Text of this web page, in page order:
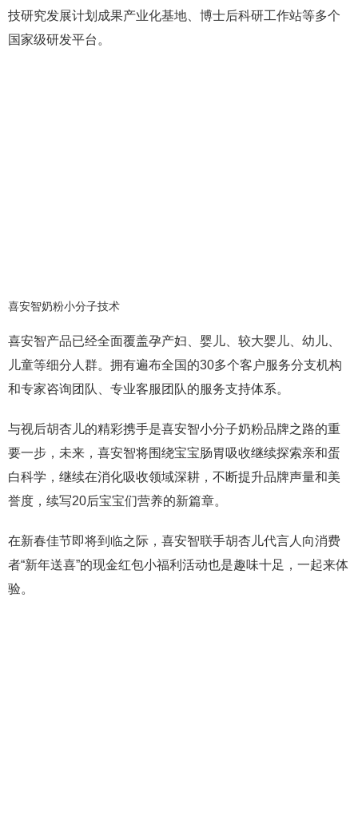
技研究发展计划成果产业化基地、博士后科研工作站等多个
国家级研发平台。
喜安智奶粉小分子技术
喜安智产品已经全面覆盖孕产妇、婴儿、较大婴儿、幼儿、
儿童等细分人群。拥有遍布全国的30多个客户服务分支机构
和专家咨询团队、专业客服团队的服务支持体系。
与视后胡杏儿的精彩携手是喜安智小分子奶粉品牌之路的重
要一步，未来，喜安智将围绕宝宝肠胃吸收继续探索亲和蛋
白科学，继续在消化吸收领域深耕，不断提升品牌声量和美
誉度，续写20后宝宝们营养的新篇章。
在新春佳节即将到临之际，喜安智联手胡杏儿代言人向消费
者“新年送喜”的现金红包小福利活动也是趣味十足，一起来体
验。